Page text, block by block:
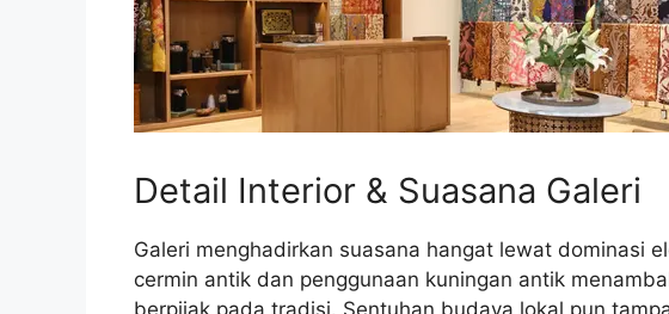
Detail Interior & Suasana Galeri
Galeri menghadirkan suasana hangat lewat dominasi
cermin antik dan penggunaan kuningan antik